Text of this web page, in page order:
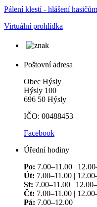
Pálení klestí - hlášení hasičům
Virtuální prohlídka
Poštovní adresa
Obec Hýsly
Hýsly 100
696 50 Hýsly
IČO: 00488453
Facebook
Úřední hodiny
Po: 7.00–11.00 |
Út: 7.00–11.00 |
St: 7.00–11.00 |
Čt: 7.00–11.00 |
Pá: 7.00–12.00